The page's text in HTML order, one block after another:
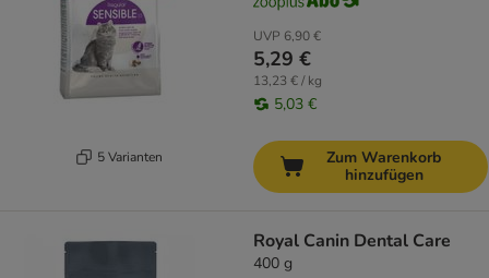
5 Varianten
UVP 6,90 €
5,29 €
13,23 € / kg
5,03 €
Zum Warenkorb
hinzufügen
Royal Canin Dental Care
400 g